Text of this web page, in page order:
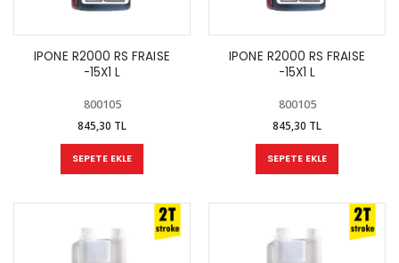
IPONE R2000 RS FRAISE
-15X1 L
800105
845,30 TL
SEPETE EKLE
IPONE R2000 RS FRAISE
-15X1 L
800105
845,30 TL
SEPETE EKLE